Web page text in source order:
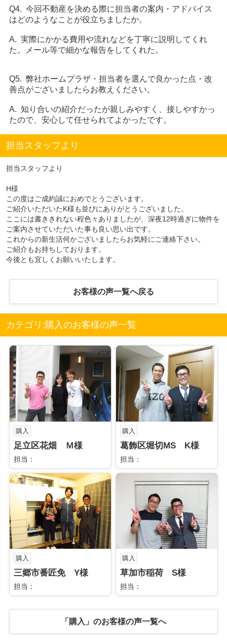
Q4. 今回不動産を決める際に担当者の案内・アドバイス
はどのようなことが役立ちましたか。
A. 実際にかかる費用や流れなどを丁寧に説明してくれ
た。メール等で細かな報告をしてくれた。
Q5. 弊社ホームプラザ・担当者を選んで良かった点・改
善点がございましたらお教えください。
A. 知り合いの紹介だったが親しみやすく、接しやすかっ
たので、安心して任せられてよかったです。
担当スタッフより
担当スタッフより
H様
この度はご成約誠におめでとうございます。
ご紹介いただいたK様も並びにありがとうございました。
ここには書ききれない程色々ありましたが、深夜12時過ぎに物件を
ご案内させていただいた事も良い思い出です。
これからの新生活何かございましたらお気軽にご連絡下さい。
ご紹介もお持ちしております。
今後とも宜しくお願いいたします。
お客様の声一覧へ戻る
カテゴリ:購入のお客様の声一覧
購入
足立区花畑 Ｍ様
担当：
購入
葛飾区堀切MS K様
担当：
購入
三郷市番匠免 Y様
担当：
購入
草加市稲荷 S様
担当：
「購入」のお客様の声一覧へ